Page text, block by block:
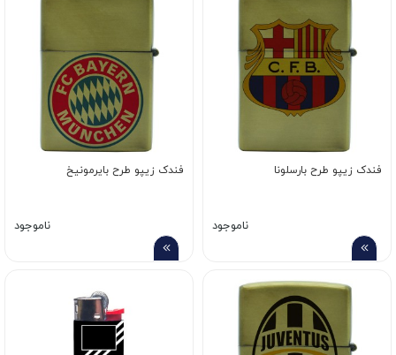
فندک زیپو طرح بارسلونا
ناموجود
فندک زیپو طرح بایرمونیخ
ناموجود